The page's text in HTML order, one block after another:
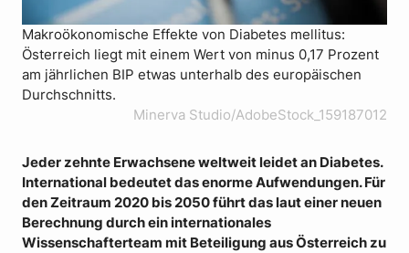
Makroökonomische Effekte von Diabetes mellitus:
Österreich liegt mit einem Wert von minus 0,17 Prozent
am jährlichen BIP etwas unterhalb des europäischen
Durchschnitts.
Minerva Studio/AdobeStock_159187012
Jeder zehnte Erwachsene weltweit leidet an Diabetes.
International bedeutet das enorme Aufwendungen. Für
den Zeitraum 2020 bis 2050 führt das laut einer neuen
Berechnung durch ein internationales
Wissenschafterteam mit Beteiligung aus Österreich zu